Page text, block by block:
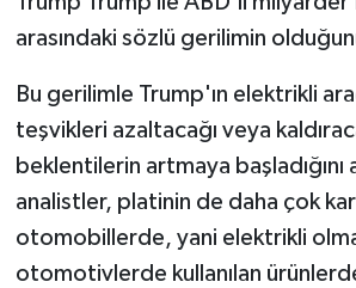
arasındaki sözlü gerilimin
Bu gerilimle Trump'ın elektrikli
teşvikleri azaltacağı veya
beklentilerin artmaya başladığını
analistler, platinin de daha çok
otomobillerde, yani elektrikli
otomotivlerde kullanılan